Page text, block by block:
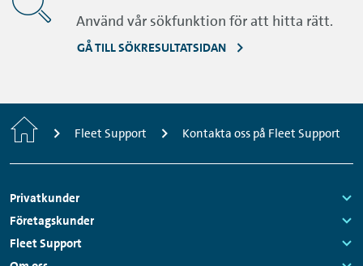
Använd vår sökfunktion för att hitta rätt.
GÅ TILL SÖKRESULTATSIDAN
StartsidaFleet Support Kontakta oss på Fleet Support
Sidfotsmeny
Privatkunder
Links:
Företagskunder
Links:
Fleet Support